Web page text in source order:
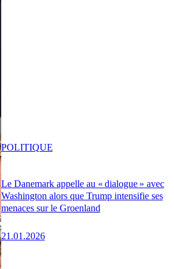
Le Danemark appelle au « dialogue » avec
Washington alors que Trump intensifie ses
menaces sur le Groenland
21.01.2026
POLITIQUE